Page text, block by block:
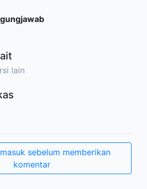
lain
sebelum memberikan
komentar